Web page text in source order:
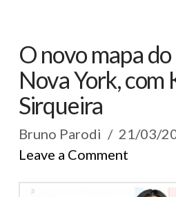
O novo mapa
Nova York, com
Sirqueira
Bruno Parodi 21/03/
Leave a Comment